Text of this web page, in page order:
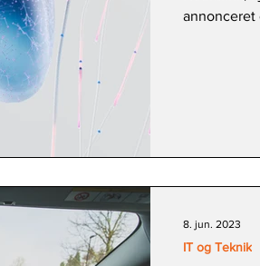
IT og Teknik
8. jun. 2023